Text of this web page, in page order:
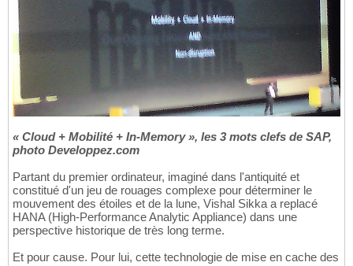
« Cloud + Mobilité + In-Memory », les 3 mots clefs de SAP,
photo Developpez.com
Partant du premier ordinateur, imaginé dans l'antiquité et
constitué d'un jeu de rouages complexe pour déterminer le
mouvement des étoiles et de la lune, Vishal Sikka a replacé
HANA (High-Performance Analytic Appliance) dans une
perspective historique de très long terme.
Et pour cause. Pour lui, cette technologie de mise en cache des